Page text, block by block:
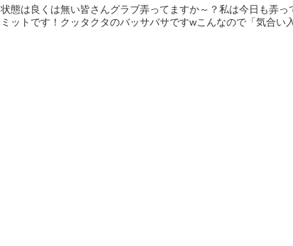
状態は良くは無い皆さんグラブ弄ってますか～？私は今日も弄
ミットです！クッタクタのバッサバサですwこんなので「気合